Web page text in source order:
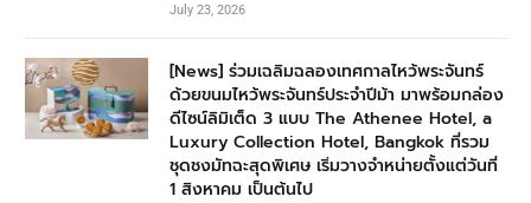
July 23, 2026
[News] ร่วมเฉลิมฉลองเทศกาลไหว้พระจันทร์
ด้วยขนมไหว้พระจันทร์ประจำปีม้า มาพร้อมกล่อง
ดีไซน์ลิมิเต็ด 3 แบบ The Athenee Hotel, a
Luxury Collection Hotel, Bangkok ที่รวม
ชุดชงมัทฉะสุดพิเศษ เริ่มวางจำหน่ายตั้งแต่วันที่
1 สิงหาคม เป็นต้นไป